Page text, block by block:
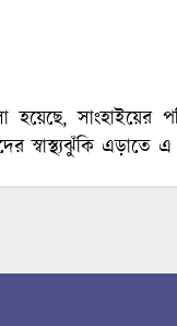
সাংহাইয়ের
স্বাস্থ্যঝুঁকি এড়াতে এ